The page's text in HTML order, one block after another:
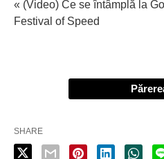
« (Video) Ce se întâmplă la
Festival of Speed
SHARE